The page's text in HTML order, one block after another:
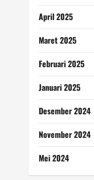
April 2025
Maret 2025
Februari 2025
Januari 2025
Desember 2024
November 2024
Mei 2024